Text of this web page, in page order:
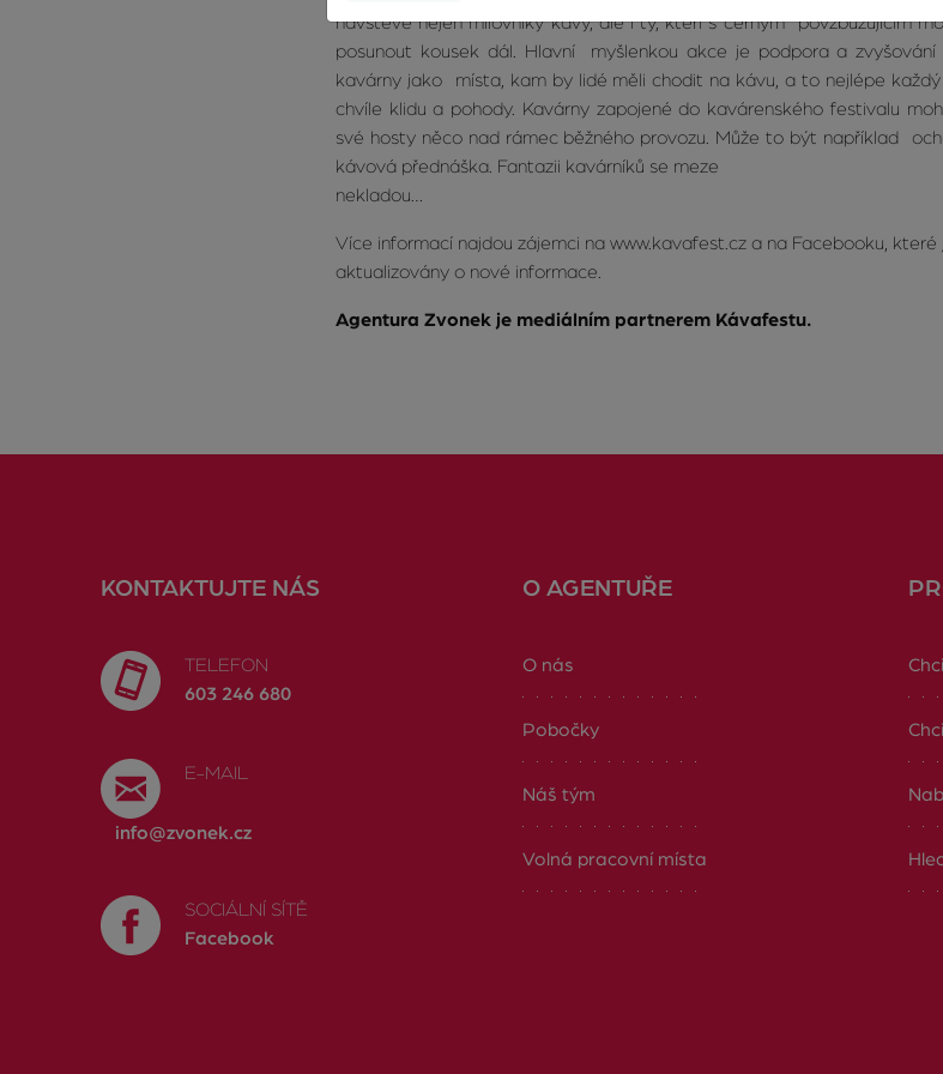
návštěvě nejen milovníky kávy, ale i ty, kteří s černým povzbuzujícím
posunout kousek dál. Hlavní myšlenkou akce je podpora a
kavárny jako místa, kam by lidé měli chodit na kávu, a to nejlépe
chvíle klidu a pohody. Kavárny zapojené do kavárenského festivalu
své hosty něco nad rámec běžného provozu. Může to být například
kávová přednáška. Fantazii kavárníků se meze
nekladou…
Více informací najdou zájemci na www.kavafest.cz a na Facebooku, které
aktualizovány o nové informace.
Agentura Zvonek je mediálním partnerem Kávafestu.
KONTAKTUJTE NÁS
TELEFON
603 246 680
E-MAIL
info@zvonek.cz
SOCIÁLNÍ SÍTĚ
Facebook
O AGENTUŘE
O nás
Pobočky
Náš tým
Volná pracovní místa